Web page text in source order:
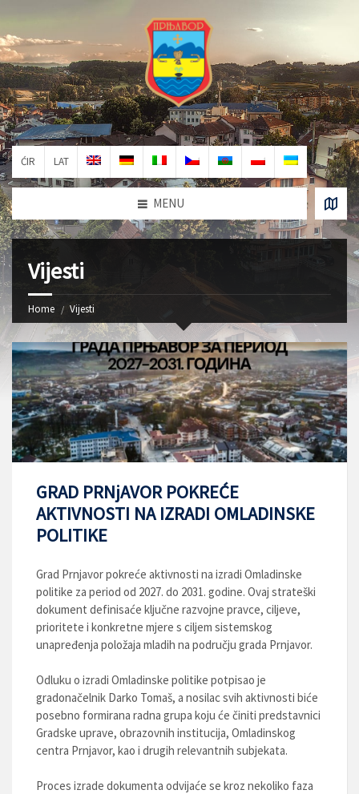
ĆIR LAT
MENU
Vijesti
Home Vijesti
GRAD PRNjAVOR POKREĆE
AKTIVNOSTI NA IZRADI OMLADINSKE
POLITIKE
Grad Prnjavor pokreće aktivnosti na izradi Omladinske
politike za period od 2027. do 2031. godine. Ovaj strateški
dokument definisaće ključne razvojne pravce, ciljeve,
prioritete i konkretne mjere s ciljem sistemskog
unapređenja položaja mladih na području grada Prnjavor.
Odluku o izradi Omladinske politike potpisao je
gradonačelnik Darko Tomaš, a nosilac svih aktivnosti biće
posebno formirana radna grupa koju će činiti predstavnici
Gradske uprave, obrazovnih institucija, Omladinskog
centra Prnjavor, kao i drugih relevantnih subjekata.
Proces izrade dokumenta odvijaće se kroz nekoliko faza